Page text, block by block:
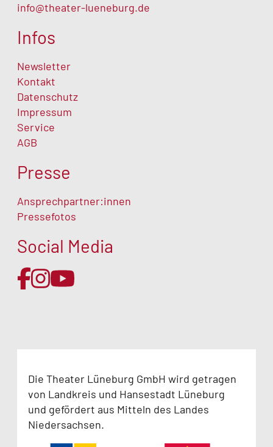
info@theater-lueneburg.de
Infos
Newsletter
Kontakt
Datenschutz
Impressum
Service
AGB
Presse
Ansprechpartner:innen
Pressefotos
Social Media
Die Theater Lüneburg GmbH wird getragen
von Landkreis und Hansestadt Lüneburg
und gefördert aus Mitteln des Landes
Niedersachsen.